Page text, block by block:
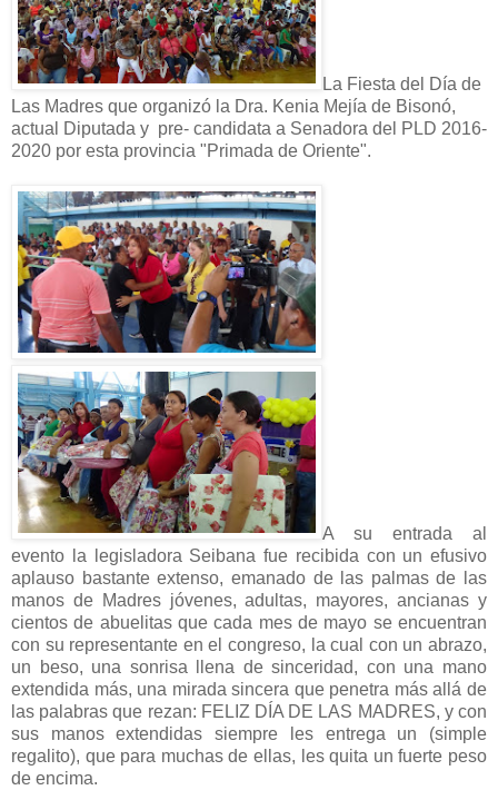
La Fiesta del Día de
Las Madres que organizó la Dra. Kenia Mejía de Bisonó,
actual Diputada y pre- candidata a Senadora del PLD 2016-
2020 por esta provincia "Primada de Oriente".
A su entrada al
evento la legisladora Seibana fue recibida con un efusivo
aplauso bastante extenso, emanado de las palmas de las
manos de Madres jóvenes, adultas, mayores, ancianas y
cientos de abuelitas que cada mes de mayo se encuentran
con su representante en el congreso, la cual con un abrazo,
un beso, una sonrisa llena de sinceridad, con una mano
extendida más, una mirada sincera que penetra más allá de
las palabras que rezan: FELIZ DÍA DE LAS MADRES, y con
sus manos extendidas siempre les entrega un (simple
regalito), que para muchas de ellas, les quita un fuerte peso
de encima.